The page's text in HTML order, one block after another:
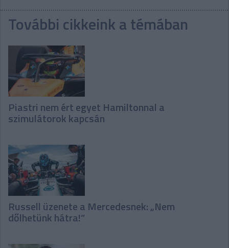
További cikkeink a témában
Piastri nem ért egyet Hamiltonnal a
szimulátorok kapcsán
Russell üzenete a Mercedesnek: „Nem
dőlhetünk hátra!”